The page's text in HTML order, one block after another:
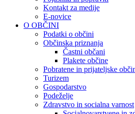
Kontakt za medije
E-novice
O OBČINI
Podatki o občini
Občinska priznanja
Častni občani
Plakete občine
Pobratene in prijateljske
Turizem
Gospodarstvo
Podeželje
Zdravstvo in socialna varnost